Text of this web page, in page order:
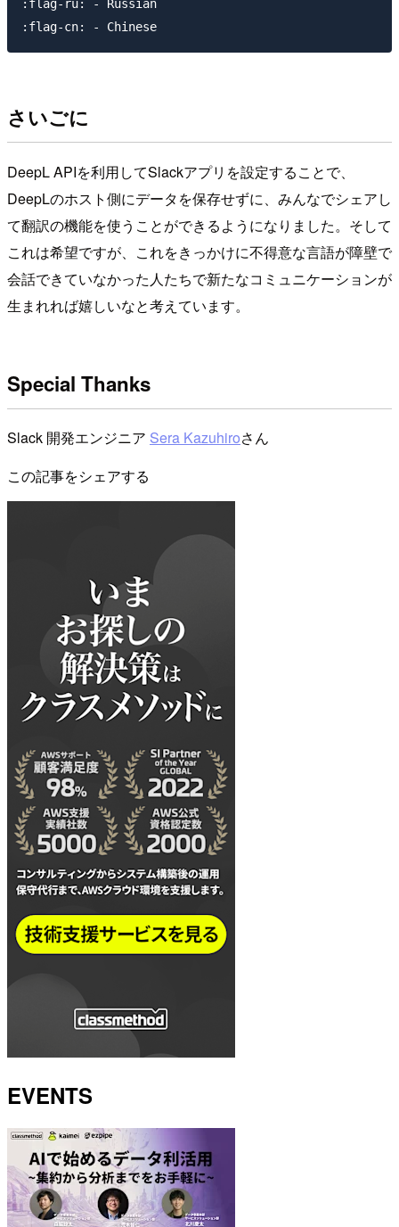
:flag-ru: - Russian
さいごに
DeepL APIを利用してSlackアプリを設定することで、
DeepLのホスト側にデータを保存せずに、みんなでシェアし
て翻訳の機能を使うことができるようになりました。そして
これは希望ですが、これをきっかけに不得意な言語が障壁で
会話できていなかった人たちで新たなコミュニケーションが
生まれれば嬉しいなと考えています。
Special Thanks
Slack 開発エンジニア Sera Kazuhiroさん
この記事をシェアする
EVENTS